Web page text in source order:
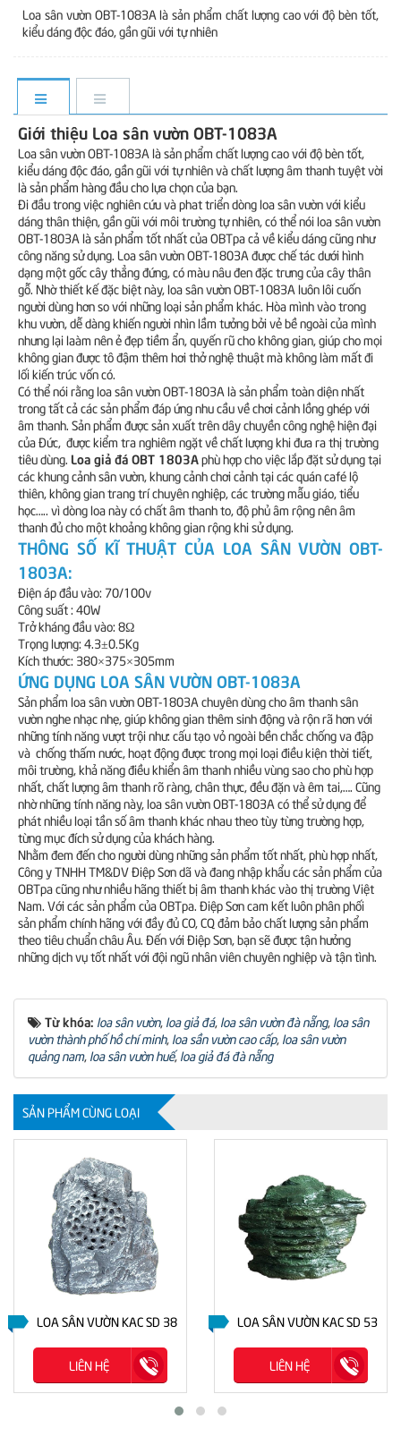
Loa sân vườn OBT-1083A là sản phẩm chất lượng cao với độ bèn tốt,
kiểu dáng độc đáo, gần gũi với tự nhiên
Giới thiệu Loa sân vườn OBT-1083A
Loa sân vườn OBT-1083A là sản phẩm chất lượng cao với độ bèn tốt,
kiểu dáng độc đáo, gần gũi với tự nhiên và chất lượng âm thanh tuyệt vời
là sản phẩm hàng đầu cho lựa chọn của bạn.
Đi đầu trong việc nghiên cứu và phat triển dòng loa sân vườn với kiểu
dáng thân thiện, gần gũi với môi trường tự nhiên, có thể nói loa sân vườn
OBT-1803A là sản phẩm tốt nhất của OBTpa cả về kiểu dáng cũng như
công năng sử dụng. Loa sân vườn OBT-1803A được chế tác dưới hình
dạng một gốc cây thẳng đứng, có màu nâu đen đặc trưng của cây thân
gỗ. Nhờ thiết kế đặc biệt này, loa sân vườn OBT-1083A luôn lôi cuốn
người dùng hơn so với những loại sản phẩm khác. Hòa mình vào trong
khu vườn, dễ dàng khiến người nhìn lầm tưởng bởi vẻ bề ngoài của mình
nhưng lại laàm nên ẻ đẹp tiềm ẩn, quyến rũ cho không gian, giúp cho mọi
không gian được tô đậm thêm hơi thở nghệ thuật mà không làm mất đi
lối kiến trúc vốn có.
Có thể nói rằng loa sân vườn OBT-1803A là sản phẩm toàn diện nhất
trong tất cả các sản phẩm đáp ứng nhu cầu về chơi cảnh lồng ghép với
âm thanh. Sản phẩm được sản xuất trên dây chuyền công nghệ hiện đại
của Đức, được kiểm tra nghiêm ngặt về chất lượng khi đưa ra thị trường
tiêu dùng. Loa giả đá OBT 1803Aphù hợp cho việc lắp đặt sử dụng tại
các khung cảnh sân vườn, khung cảnh chơi cảnh tại các quán café lộ
thiên, không gian trang trí chuyên nghiệp, các trường mẫu giáo, tiểu
học….. vì dòng loa này có chất âm thanh to, độ phủ âm rộng nên âm
thanh đủ cho một khoảng không gian rộng khi sử dụng.
THÔNG SỐ KĨ THUẬT CỦA LOA SÂN VƯỜN OBT-
1803A:
Điện áp đầu vào: 70/100v
Công suất : 40W
Trở kháng đầu vào: 8Ω
Trọng lượng: 4.3±0.5Kg
Kích thước: 380×375×305mm
ỨNG DỤNG LOA SÂN VƯỜN OBT-1083A
Sản phẩm loa sân vườn OBT-1803A chuyên dùng cho âm thanh sân
vườn nghe nhạc nhẹ, giúp không gian thêm sinh động và rộn rã hơn với
những tính năng vượt trội như: cấu tạo vỏ ngoài bền chắc chống va đập
và chống thấm nước, hoạt động được trong mọi loại điều kiện thời tiết,
môi trường, khả năng điều khiển âm thanh nhiều vùng sao cho phù hợp
nhất, chất lượng âm thanh rõ ràng, chân thực, đều đặn và êm tai,…. Cũng
nhờ những tính năng này, loa sân vườn OBT-1803A có thể sử dụng để
phát nhiều loại tần số âm thanh khác nhau theo tùy từng trường hợp,
từng mục đích sử dụng của khách hàng.
Nhằm đem đến cho người dùng những sản phẩm tốt nhất, phù hợp nhất,
Công y TNHH TM&DV Điệp Sơn dã và đang nhập khẩu các sản phẩm của
OBTpa cũng như nhiều hãng thiết bị âm thanh khác vào thị trường Việt
Nam. Với các sản phẩm của OBTpa. Điệp Sơn cam kết luôn phân phối
sản phẩm chính hãng với đầy đủ CO, CQ đảm bảo chất lượng sản phẩm
theo tiêu chuẩn châu Âu. Đến với Điệp Sơn, bạn sẽ được tận hưởng
những dịch vụ tốt nhất với đội ngũ nhân viên chuyên nghiệp và tận tình.
Từ khóa: loa sân vườn, loa giả đá, loa sân vườn đà nẵng, loa sân
vườn thành phố hồ chí minh, loa sần vườn cao cấp, loa sân vườn
quảng nam, loa sân vườn huế,loa giả đá đà nẵng
SẢN PHẨM CÙNG LOẠI
LOA SÂN VƯỜN KAC SD 38
LIÊN HỆ
LOA SÂN VƯỜN KAC SD 53
LIÊN HỆ